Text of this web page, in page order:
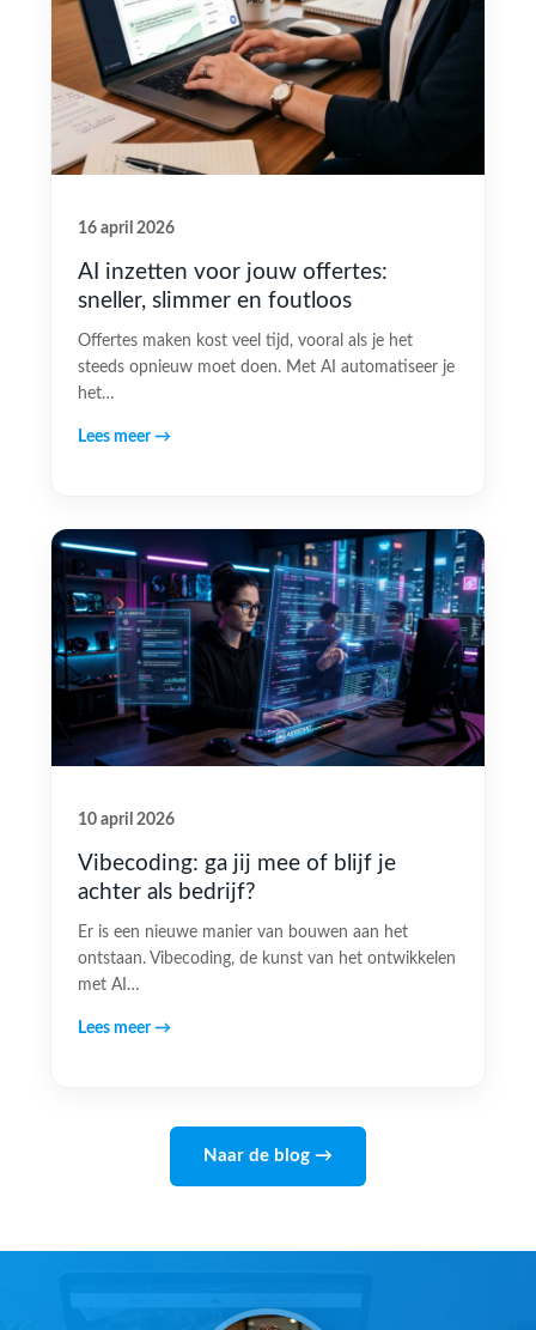
16 april 2026
AI inzetten voor jouw offertes:
sneller, slimmer en foutloos
Offertes maken kost veel tijd, vooral als je het
steeds opnieuw moet doen. Met AI automatiseer je
het…
Lees meer →
10 april 2026
Vibecoding: ga jij mee of blijf je
achter als bedrijf?
Er is een nieuwe manier van bouwen aan het
ontstaan. Vibecoding, de kunst van het ontwikkelen
met AI…
Lees meer →
Naar de blog →